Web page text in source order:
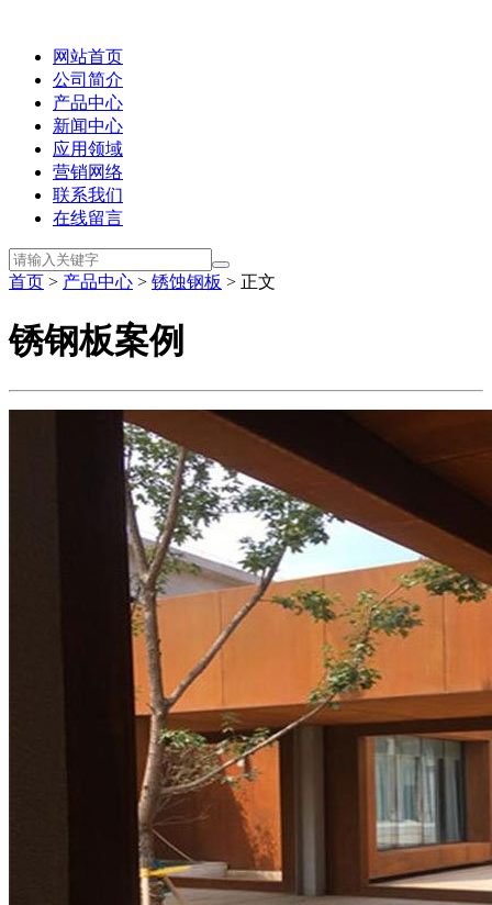
网站首页
公司简介
产品中心
新闻中心
应用领域
营销网络
联系我们
在线留言
首页 > 产品中心 > 锈蚀钢板 > 正文
锈钢板案例